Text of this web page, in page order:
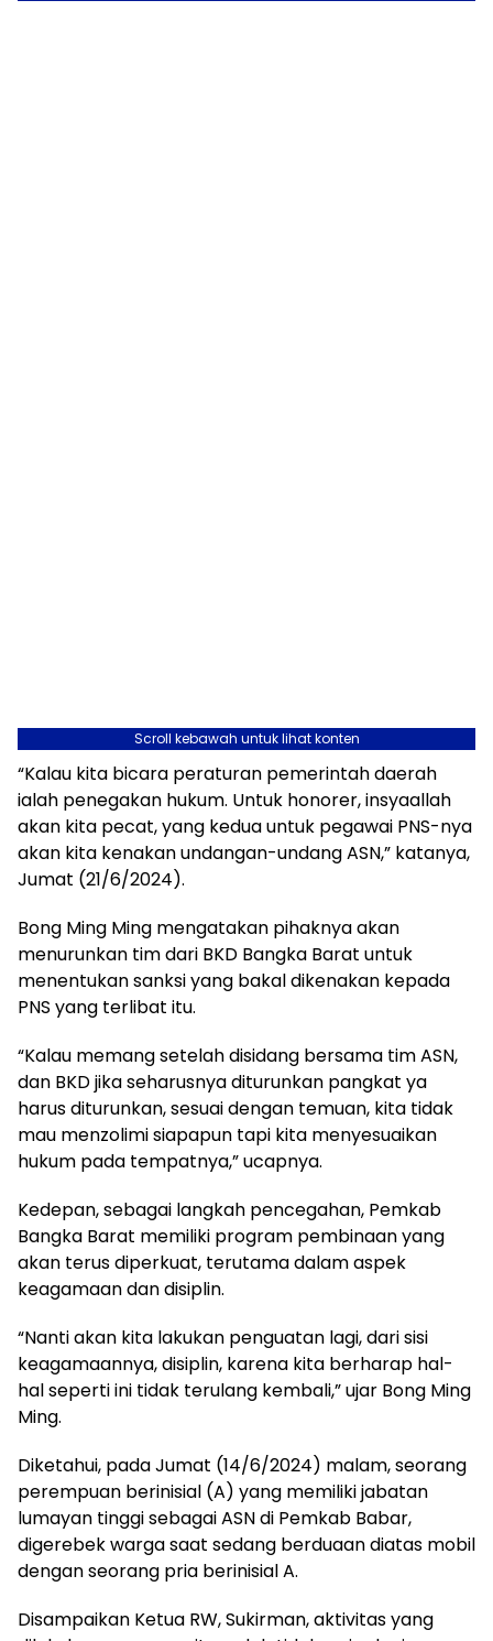
Scroll kebawah untuk lihat konten
“Kalau kita bicara peraturan pemerintah daerah
ialah penegakan hukum. Untuk honorer, insyaallah
akan kita pecat, yang kedua untuk pegawai PNS-nya
akan kita kenakan undangan-undang ASN,” katanya,
Jumat (21/6/2024).
Bong Ming Ming mengatakan pihaknya akan
menurunkan tim dari BKD Bangka Barat untuk
menentukan sanksi yang bakal dikenakan kepada
PNS yang terlibat itu.
“Kalau memang setelah disidang bersama tim ASN,
dan BKD jika seharusnya diturunkan pangkat ya
harus diturunkan, sesuai dengan temuan, kita tidak
mau menzolimi siapapun tapi kita menyesuaikan
hukum pada tempatnya,” ucapnya.
Kedepan, sebagai langkah pencegahan, Pemkab
Bangka Barat memiliki program pembinaan yang
akan terus diperkuat, terutama dalam aspek
keagamaan dan disiplin.
“Nanti akan kita lakukan penguatan lagi, dari sisi
keagamaannya, disiplin, karena kita berharap hal-
hal seperti ini tidak terulang kembali,” ujar Bong Ming
Ming.
Diketahui, pada Jumat (14/6/2024) malam, seorang
perempuan berinisial (A) yang memiliki jabatan
lumayan tinggi sebagai ASN di Pemkab Babar,
digerebek warga saat sedang berduaan diatas mobil
dengan seorang pria berinisial A.
Disampaikan Ketua RW, Sukirman, aktivitas yang